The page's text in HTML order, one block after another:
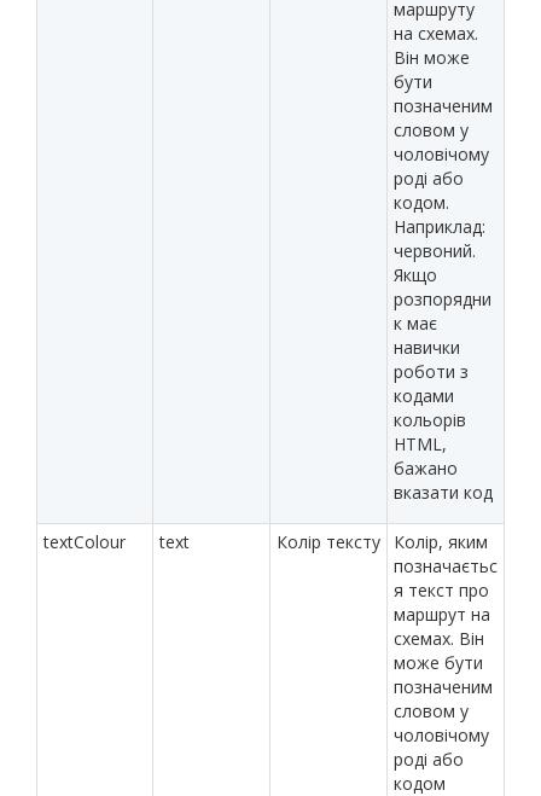
маршруту
на схемах.
Він може
бути
позначеним
словом у
чоловічому
роді або
кодом.
Наприклад:
червоний.
Якщо
розпорядни
к має
навички
роботи з
кодами
кольорів
HTML,
бажано
вказати код
textColour text Колір тексту
Колір, яким
позначаєтьс
я текст про
маршрут на
схемах. Він
може бути
позначеним
словом у
чоловічому
роді або
кодом